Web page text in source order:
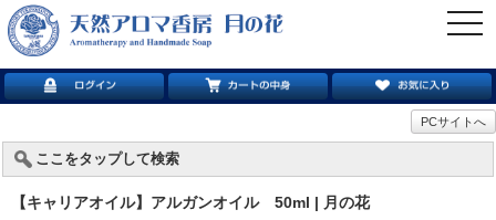
PCサイトへ
ここをタップして検索
【キャリアオイル】アルガンオイル 50ml | 月の花